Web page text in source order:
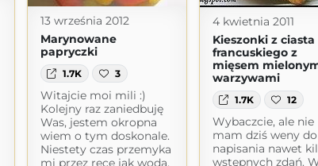
13 września 2012
Marynowane
papryczki
1.7K 3
Witajcie moi mili :)
Kolejny raz zaniedbuję
Was, jestem okropna
wiem o tym doskonale.
Niestety czas przemyka
mi przez ręce jak woda.
4 kwietnia 2011
Kieszonki z ciasta
francuskiego z
mięsem
warzywami
1.7K 12
Wybaczcie, ale nie
mam dziś weny do
napisania nawet
wstępnych zdań.